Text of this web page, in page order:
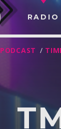
RADIO
PODCAST /